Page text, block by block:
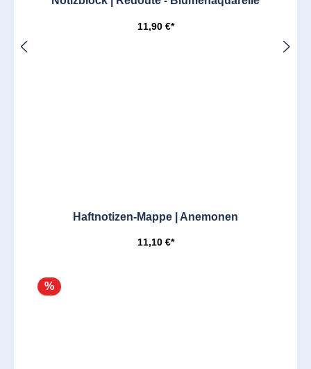
11,90 €*
Haftnotizen-Mappe | Anemonen
11,10 €*
%